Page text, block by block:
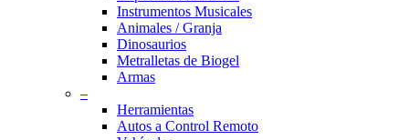
Instrumentos Musicales
Animales / Granja
Dinosaurios
Metralletas de Biogel
Armas
–
Herramientas
Autos a Control Remoto